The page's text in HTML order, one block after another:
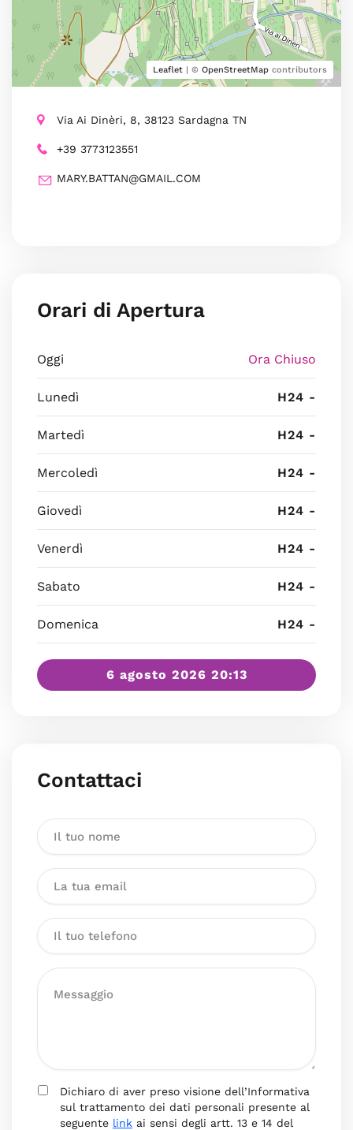
Leaflet | © OpenStreetMap contributors
Via Ai Dinèri, 8, 38123 Sardagna TN
+39 3773123551
MARY.BATTAN@GMAIL.COM
Orari di Apertura
Oggi Ora Chiuso
Lunedì H24 -
Martedì H24 -
Mercoledì H24 -
Giovedì H24 -
Venerdì H24 -
Sabato H24 -
Domenica H24 -
6 agosto 2026 20:13
Contattaci
Dichiaro di aver preso visione dell’Informativa
sul trattamento dei dati personali presente al
seguente link ai sensi degli artt. 13 e 14 del